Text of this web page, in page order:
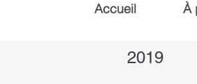
Accueil À
2019